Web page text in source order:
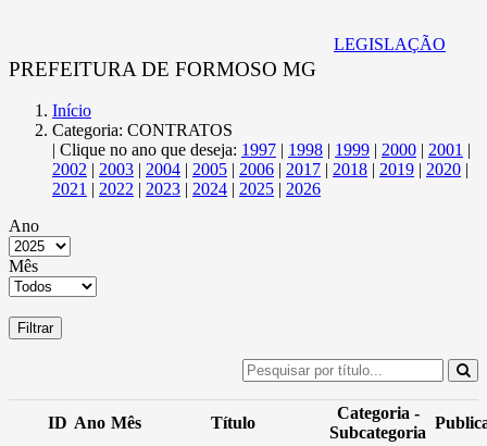
LEGISLAÇÃO
PREFEITURA DE FORMOSO MG
Início
Categoria: CONTRATOS
| Clique no ano que deseja: 1997 | 1998 | 1999 | 2000 | 2001 |
2002 | 2003 | 2004 | 2005 | 2006 | 2017 | 2018 | 2019 | 2020 |
2021 | 2022 | 2023 | 2024 | 2025 | 2026
Ano
Mês
Filtrar
ID Ano Mês Título
Categoria -
Subcategoria